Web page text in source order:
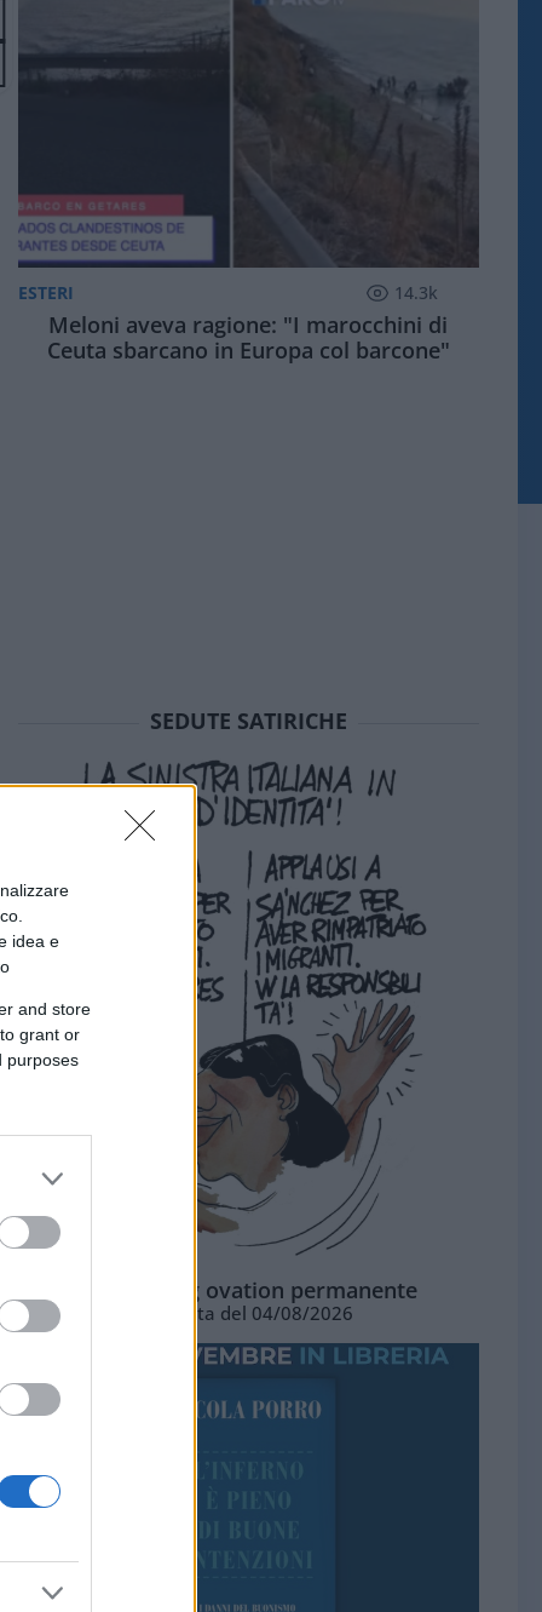
idea e
and store
grant or
purposes
ESTERI 14.3k
Meloni aveva ragione: "I marocchini di
Ceuta sbarcano in Europa col barcone"
SEDUTE SATIRICHE
La standing ovation permanente
Vignetta del 04/08/2026